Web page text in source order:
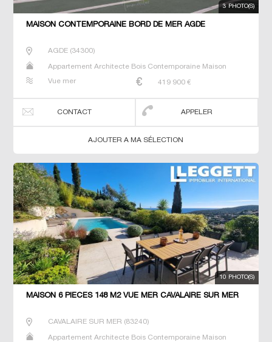
3 PHOTO(S)
MAISON CONTEMPORAINE BORD DE MER AGDE
AGDE(34300)
Appartement Architecte Bois Contemporaine Maison
Vue mer
419 900 €
CONTACT APPELER
AJOUTER A MA SÉLECTION
10 PHOTO(S)
MAISON 6 PIECES 148 M2 VUE MER CAVALAIRE SUR MER
CAVALAIRE SUR MER (83240)
Appartement Architecte Bois Contemporaine Maison